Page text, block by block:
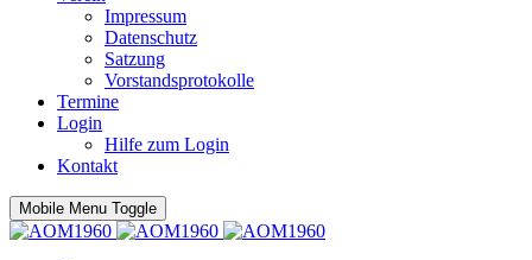
Impressum
Datenschutz
Satzung
Vorstandsprotokolle
Termine
Login
Hilfe zum Login
Kontakt
Mobile Menu Toggle